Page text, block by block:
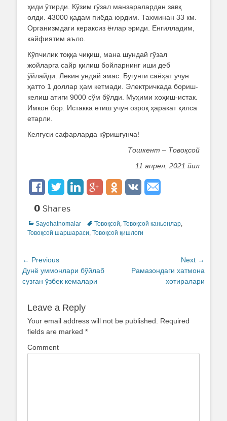
ҳиди ўтирди. Кўзим гўзал манзаралардан завқ
олди. 43000 қадам пиёда юрдим. Тахминан 33 км.
Организмдаги кераксиз ёғлар эриди. Енгилладим,
кайфиятим аъло.
Кўпчилик тоққа чиқиш, мана шундай гўзал
жойларга сайр қилиш бойларнинг иши деб
ўйлайди. Лекин ундай эмас. Бугунги саёҳат учун
ҳатто 1 доллар ҳам кетмади. Электричкада бориш-
келиш атиги 9000 сўм бўлди. Муҳими хоҳиш-истак.
Имкон бор. Истакка етиш учун озроқ ҳаракат қилса
етарли.
Келгуси сафарларда кўришгунча!
Тошкент – Товоқсой
11 апрел, 2021 йил
0 Shares
Categories
Sayohatnomalar TagsТовоқсой Товоқсой каньонлар
Товоқсой шаршараси Товоқсой қишлоғи
Post
navigation
← Previous
Previous
post:
Дунё уммонлари бўйлаб
сузган ўзбек кемалари
Next →
Рамазондаги хатмона
хотиралари
Leave a Reply
Your email address will not be published.
Required
fields are marked *
Comment